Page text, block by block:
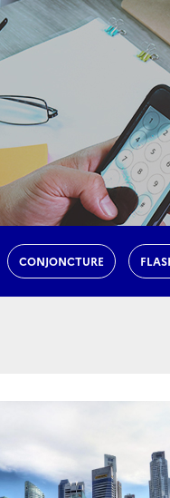
CONJONCTURE